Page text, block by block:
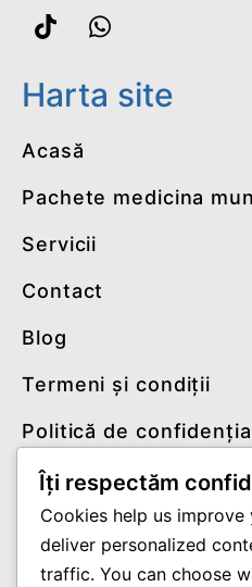
Harta site
Acasă
Pachete medicina
Servicii
Contact
Blog
Termeni și condiții
Politică de
Contact
Îți respectăm
Cookies help us improve
deliver personalized
traffic. You can choose